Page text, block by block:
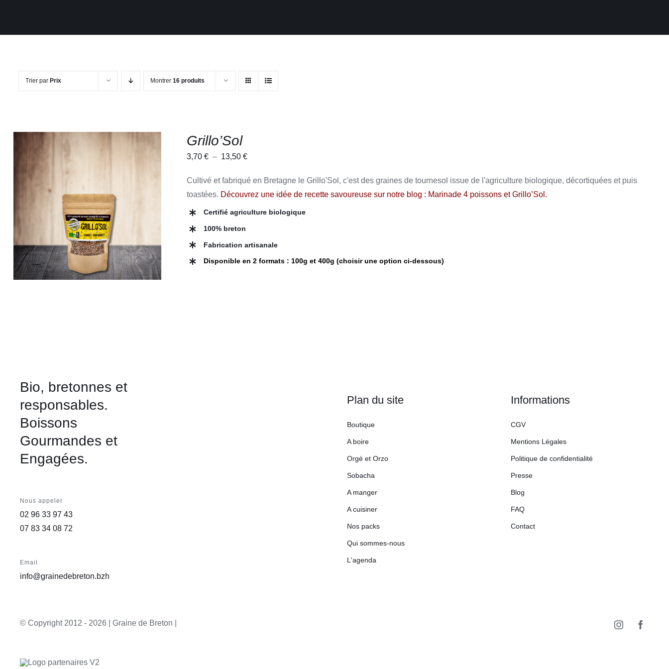
Trier par Prix Montrer 16 produits
CHOIX DES OPTIONS CE
PRODUIT
A
PLUSIEURS
VARIATIONS.
LES
OPTIONS
PEUVENT
ÊTRE
/
Grillo’Sol
3,70€ – 13,50€Plage
prix :
3,70 €
à
Cultivé et fabriqué en Bretagne le Grillo'Sol, c'est des graines de tournesol issue de l'agriculture biologique, décortiquées et puis
toastées. Découvrez une idée de recette savoureuse sur notre blog : Marinade 4 poissons et Grillo’Sol .
Certifié agriculture biologique
100% breton
Fabrication artisanale
Disponible en 2 formats : 100g et 400g (choisir une option ci-dessous)
Bio, bretonnes et
responsables.
Boissons
Gourmandes et
Engagées.
Nous appeler
02 96 33 97 43
07 83 34 08 72
Email
info@grainedebreton.bzh
Plan du site
Boutique
A boire
Orgé et Orzo
Sobacha
A manger
A cuisiner
Nos packs
Qui sommes-nous
L'agenda
Informations
CGV
Mentions Légales
Politique de confidentialité
Presse
Blog
FAQ
Contact
© Copyright 2012 - 2026 | Graine de Breton |